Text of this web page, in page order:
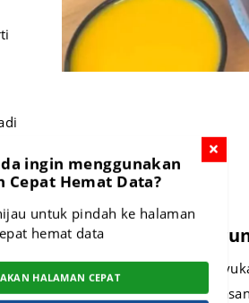
ingin menggunakan
Cepat Hemat Data?
untuk pindah ke halaman
hemat data
HALAMAN CEPAT
Pengalaman
Banyak pengunjung
antara rasa makanan,